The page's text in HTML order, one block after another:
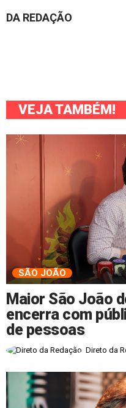
DA REDAÇÃO
VEJA TAMBÉM!
SÃO JOÃO
Maior São João
encerra com
de pessoas
Direto da